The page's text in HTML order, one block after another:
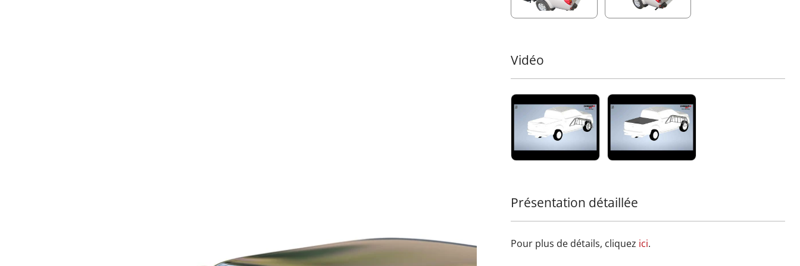
fiable sans compromettre le style.
•Grille de protection en acier inoxydable :
inférieure. Elle garantit une visibilité dégagée tout en
permettant un nettoyage efficace de la lunette arrière.
Conforme aux normes de sécurité essentielles, elle minimise les
bords tranchants (0 %).
Ajoutez une pièce exceptionnelle à votre équipement tout-
terrain avec cet accessoire Tessera4x4, reconnu pour ses
accessoires 4x4 premium, durables et robustes.
Vidéo
Présentation détaillée
Pour plus de détails, cliquez ici.